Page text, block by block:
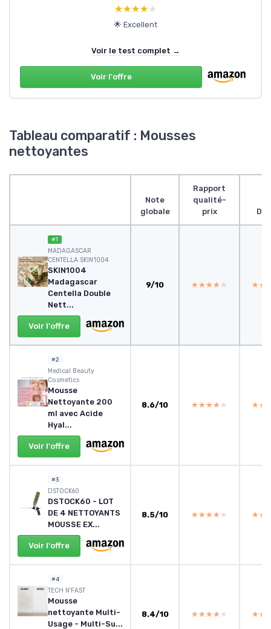
★★★★★
★★★★★
🌟 Excellent
Voir le test complet →
Voir l'offre
Tableau comparatif : Mousses
nettoyantes
Note
globale
Rapport
qualité-
prix
#1
MADAGASCAR
CENTELLA SKIN1004
SKIN1004
Madagascar
Centella Double
Nett...
Voir l'offre
9/10 ★★★★★
★★★★★
#2
Medical Beauty
Cosmetics
Mousse
Nettoyante 200
ml avec Acide
Hyal...
Voir l'offre
8.6/10 ★★★★★
★★★★★
#3
DSTOCK60
DSTOCK60 - LOT
DE 4 NETTOYANTS
MOUSSE EX...
Voir l'offre
8.5/10 ★★★★★
★★★★★
#4
TECH N'FAST
Mousse
nettoyante Multi-
Usage - Multi-Su...
8.4/10 ★★★★★
★★★★★